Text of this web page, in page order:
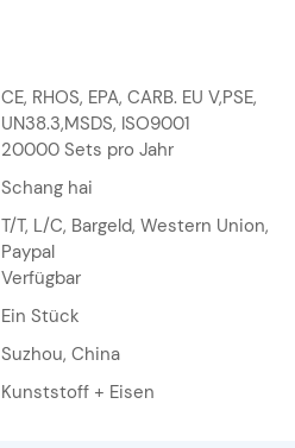
CE, RHOS, EPA, CARB. EU V,PSE,
UN38.3,MSDS, ISO9001
20000 Sets pro Jahr
Schang hai
T/T, L/C, Bargeld, Western Union,
Paypal
Verfügbar
Ein Stück
Suzhou, China
Kunststoff + Eisen